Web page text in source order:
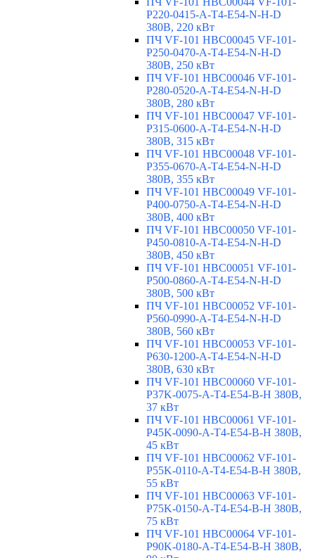
P220-0415-A-T4-E54-N-H-D
380В, 220 кВт
ПЧ VF-101 HBC00045 VF-101-
P250-0470-A-T4-E54-N-H-D
380В, 250 кВт
ПЧ VF-101 HBC00046 VF-101-
P280-0520-A-T4-E54-N-H-D
380В, 280 кВт
ПЧ VF-101 HBC00047 VF-101-
P315-0600-A-T4-E54-N-H-D
380В, 315 кВт
ПЧ VF-101 HBC00048 VF-101-
P355-0670-A-T4-E54-N-H-D
380В, 355 кВт
ПЧ VF-101 HBC00049 VF-101-
P400-0750-A-T4-E54-N-H-D
380В, 400 кВт
ПЧ VF-101 HBC00050 VF-101-
P450-0810-A-T4-E54-N-H-D
380В, 450 кВт
ПЧ VF-101 HBC00051 VF-101-
P500-0860-A-T4-E54-N-H-D
380В, 500 кВт
ПЧ VF-101 HBC00052 VF-101-
P560-0990-A-T4-E54-N-H-D
380В, 560 кВт
ПЧ VF-101 HBC00053 VF-101-
P630-1200-A-T4-E54-N-H-D
380В, 630 кВт
ПЧ VF-101 HBC00060 VF-101-
P37K-0075-A-T4-E54-B-H 380В,
37 кВт
ПЧ VF-101 HBC00061 VF-101-
P45K-0090-A-T4-E54-B-H 380В,
45 кВт
ПЧ VF-101 HBC00062 VF-101-
P55K-0110-A-T4-E54-B-H 380В,
55 кВт
ПЧ VF-101 HBC00063 VF-101-
P75K-0150-A-T4-E54-B-H 380В,
75 кВт
ПЧ VF-101 HBC00064 VF-101-
P90K-0180-A-T4-E54-B-H 380В,